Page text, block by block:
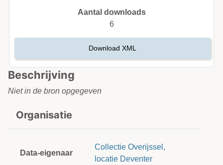
Beschrijving
Niet in de bron opgegeven
Organisatie
Data-eigenaar
Collectie Overijssel,
locatie Deventer
Aantal downloads
6
Download XML